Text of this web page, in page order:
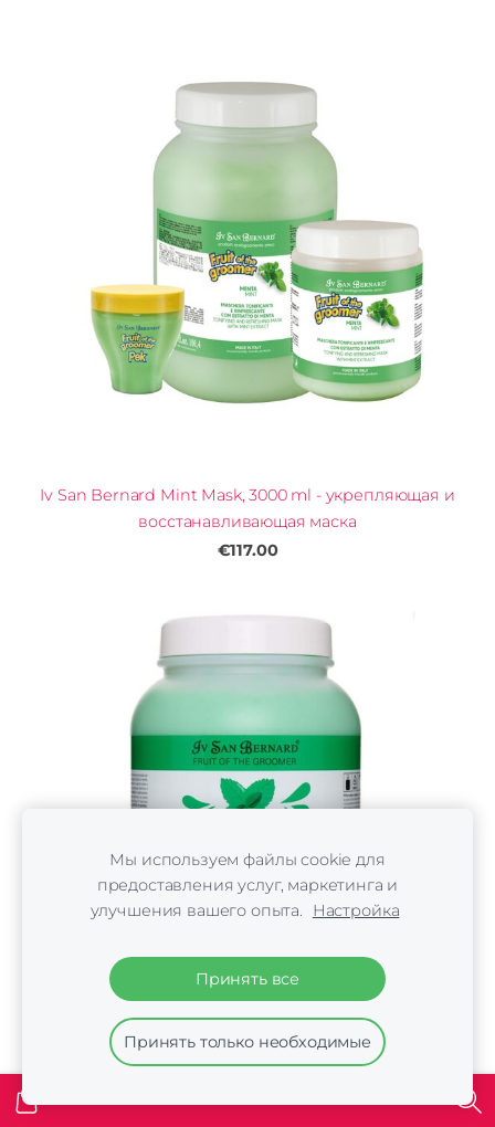
Iv San Bernard Mint Mask, 3000 ml - укрепляющая и
восстанавливающая маска
€117.00
Iv San Bernard NEW Mint Mask, 3000 ml -
типа шерсти
Мы используем файлы cookie для
предоставления услуг, маркетинга и
улучшения вашего опыта.
Настройка
Принять все
Принять только необходимые